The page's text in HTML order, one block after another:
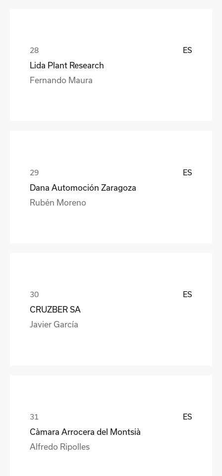
ES
Lida Plant Research
Fernando Maura
ES
Dana Automoción Zaragoza
Rubén Moreno
ES
CRUZBER SA
Javier García
ES
Càmara Arrocera del Montsià
Alfredo Ripolles